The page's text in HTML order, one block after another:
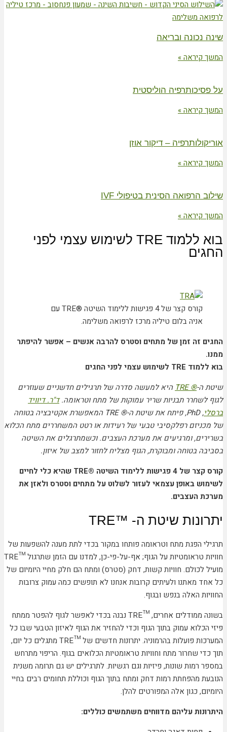
שינה נכונה ובריאה
המשך קיראה »
על פסיכותרפיה הוליסטית
המשך קיראה »
אוריקולותרפיה – דיקור אוזן
המשך קיראה »
שילוב הרפואה הסינית בטיפולי IVF
המשך קיראה »
בוא ללמוד TRE לשימוש עצמי לפני
החגים
קורס קצר של 4 פגישות ללימוד השיטה ®TRE עם
אניה בלום טיליה מרכז לרפואה משלימה.
החגים זה זמן של מתחים וסטרס להרבה אנשים – אפשר להיפתר
ממנו.
בוא ללמוד TRE לשימוש עצמי לפני החגים
שיטת ה-®
TRE היא למעשה סדרה של תרגילים חדשניים שעוזרים
לגוף לשחרר תבניות שריר עמוקות של מתח וטראומה.ד"ר. דיוויד
ברסלי,
PhD, פיתח את שיטת ה-®TRE המאפשרת אקטיבציה בטוחה
של מכניזם רפלקסיבי טבעי של רעידות או רטט המשחררים מתח הכלוא
בשרירים, ומרגיעים את מערכת העצבים. וכשמתרגלים את השיטה
בסביבה בטוחה ומבוקרת, הגוף מצליח לחזור למצב של איזון.
קורס קצר של 4 פגישות ללימוד השיטה ®
TRE שהיא כלי לחיים
לשימוש באופן עצמאי לעזור לשלוט על מתחים וסטרס ולאזן את
מערכת העצבים.
יתרונות שיטת ה- ™TRE
תרגילי הפגת מתח וטראומה פותחו במקור בכדי לתת מענה להשפעות של
חוויות טראומטיות על הגוף; אף-על-פי-כן, למדנו עם הזמן שתרגול ™TRE
מועיל לכולם. חוויות קשות, דחק (סטרס) ומתח הם חלק מחיי היומיום של
כל אחד מאתנו ולעיתים קרובות אנחנו לא תופשים כמה עמוק צרובות
החוויות האלה בנפש ובגוף.
בשונה ממודלים אחרים, ™TRE נבנה בכדי לאפשר לגוף להפטר ממתח
פיזי הכלוא עמוק בתוך הגוף וכדי להחזיר את הגוף לאיזון הטבעי שבו כל
המערכות פועלות בהרמוניה. יתרונות חדשים של ™TRE מתגלים כל יום,
תוך כדי שחרור מתח וחוויות טראומטיות הכלואים בגוף. הריפוי מתרחש
במספר רמות שונות, פיזיות וגם רגשיות. לתרגילים יש גם תרומה משנית
הנובעת מהפחתת רמות דחק ומתח בתוך הגוף וכוללת תחומים רבים בחיי
היומיום, כגון אלה המפורטים להלן.
היתרונות עליהם מדווחים משתמשים כוללים: